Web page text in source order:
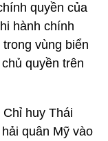
quyền của
hành chính
vùng biển
quyền trên
huy Thái
quân Mỹ vào